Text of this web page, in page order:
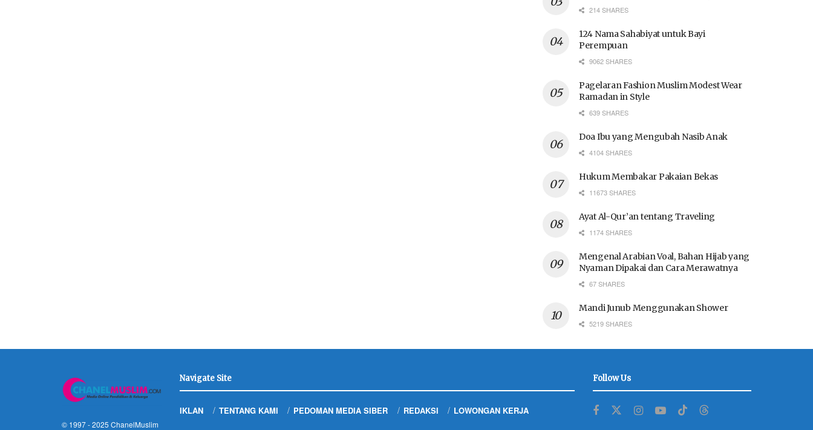
214 SHARES
124 Nama Sahabiyat untuk Bayi
Perempuan
9062 SHARES
Pagelaran Fashion Muslim Modest Wear
Ramadan in Style
639 SHARES
Doa Ibu yang Mengubah Nasib Anak
4104 SHARES
Hukum Membakar Pakaian Bekas
11673 SHARES
Ayat Al-Qur’an tentang Traveling
1174 SHARES
Mengenal Arabian Voal, Bahan Hijab yang
Nyaman Dipakai dan Cara Merawatnya
67 SHARES
Mandi Junub Menggunakan Shower
5219 SHARES
© 1997 - 2025 ChanelMuslim
Navigate Site
IKLAN TENTANG KAMI PEDOMAN MEDIA SIBER REDAKSI LOWONGAN KERJA
Follow Us